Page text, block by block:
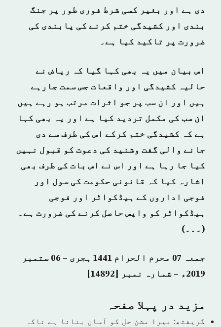
دی ہے اور بغیر کسی شرط فوری طور پر جنگ
بندی اور کشیدگی ختم کرنے کی پابندی کی
ضرورت پر تاکید کیا ہے۔
اس بیان میں یہ بھی کہا گیا کہ ریاض نے
حالیہ کشیدگی اور واقعات جس سمت جارہے
ہیں اور ان سب پر جو اثرات مرتب ہو رہے ہیں
ان سب کی مکمل تردید کیا ہے اور یہ بھی کہا
ہے کہ کشیدگی ختم کرکے اس کی طرف سے دی
جانے والی گفت وشنید کی دعوت کو قبول نہیں
کیا جا رہا ہے اور اس نے اس بات کی طرف بھی
اشارہ کیا کہ قانونی حکومت کی سول اور
فوجی اداروں کے ہیڈکواٹر اور فوجی
ہیڈکواٹر کو واپس حاصل کرنے کی ضرورت ہے۔
(۔۔۔)
جمعہ 07 محرم الحرام 1441 ہجری – 06 ستمبر
2019ء – شمارہ نمبر [14892]
مزید در پہلا صفحہ
گریفتھ: میرا مشن حل کو آسان بنانا ہے ناکہ